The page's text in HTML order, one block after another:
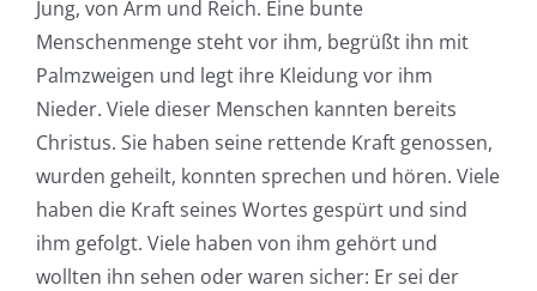
Jung, von Arm und Reich. Eine bunte
Menschenmenge steht vor ihm, begrüßt ihn mit
Palmzweigen und legt ihre Kleidung vor ihm
Nieder. Viele dieser Menschen kannten bereits
Christus. Sie haben seine rettende Kraft genossen,
wurden geheilt, konnten sprechen und hören. Viele
haben die Kraft seines Wortes gespürt und sind
ihm gefolgt. Viele haben von ihm gehört und
wollten ihn sehen oder waren sicher: Er sei der